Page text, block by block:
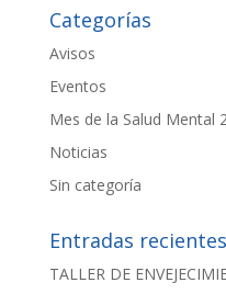
Categorías
Avisos
Eventos
Mes de la Salud Mental
Noticias
Sin categoría
Entradas recientes
TALLER DE